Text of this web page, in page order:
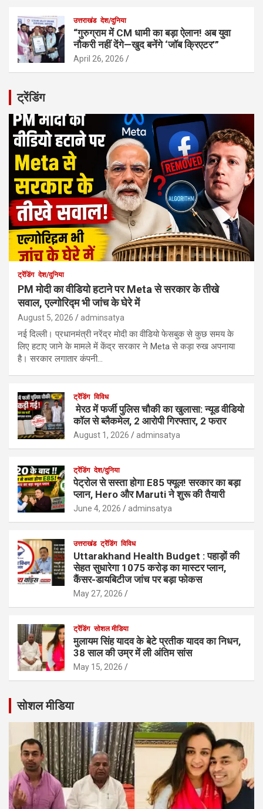
उत्तराखंड देश/दुनिया
“गुरुग्राम में CM धामी का बड़ा ऐलान! अब युवा
नौकरी नहीं देंगे—खुद बनेंगे ‘जॉब क्रिएटर’”
April 26, 2026
ट्रेंडिंग
ट्रेंडिंग देश/दुनिया
PM मोदी का वीडियो हटाने पर Meta से सरकार के तीखे
सवाल, एल्गोरिद्म भी जांच के घेरे में
August 5, 2026 adminsatya
नई दिल्ली। प्रधानमंत्री नरेंद्र मोदी का वीडियो फेसबुक से कुछ समय के
लिए हटाए जाने के मामले में केंद्र सरकार ने Meta से कड़ा रुख अपनाया
है। सरकार लगातार कंपनी…
ट्रेंडिंग विविध
मेरठ में फर्जी पुलिस चौकी का खुलासा: न्यूड वीडियो
कॉल से ब्लैकमेल, 2 आरोपी गिरफ्तार, 2 फरार
August 1, 2026 adminsatya
ट्रेंडिंग देश/दुनिया
पेट्रोल से सस्ता होगा E85 फ्यूल! सरकार का बड़ा
प्लान, Hero और Maruti ने शुरू की तैयारी
June 4, 2026 adminsatya
उत्तराखंड ट्रेंडिंग विविध
Uttarakhand Health Budget : पहाड़ों की
सेहत सुधारेगा 1075 करोड़ का मास्टर प्लान,
कैंसर-डायबिटीज जांच पर बड़ा फोकस
May 27, 2026
ट्रेंडिंग सोशल मीडिया
मुलायम सिंह यादव के बेटे प्रतीक यादव का निधन,
38 साल की उम्र में ली अंतिम सांस
May 15, 2026
सोशल मीडिया